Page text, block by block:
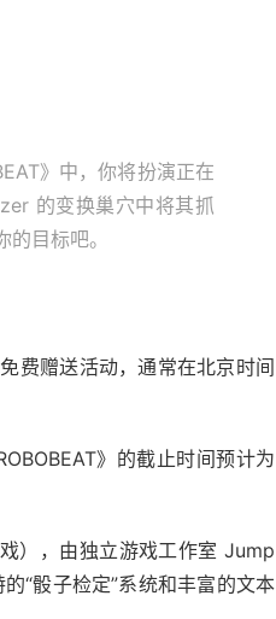
》中，你将扮演正在
的变换巢穴中将其抓
目标吧。
费赠送活动，通常在北京时间
》的截止时间预计为
），由独立游戏工作室 Jump
“骰子检定”系统和丰富的文本